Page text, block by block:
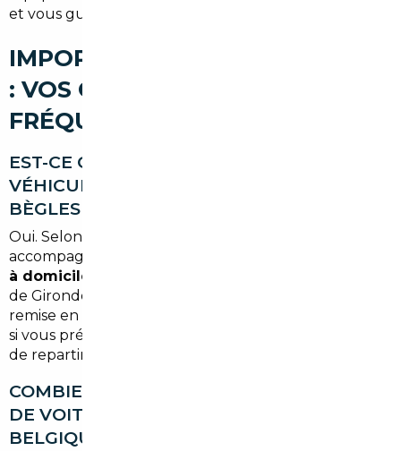
et vous guide sans pression.
IMPORT DE VOITURE À BÈGLES
: VOS QUESTIONS LES PLUS
FRÉQUENTES
EST-CE QUE JE PEUX FAIRE LIVRER MON
VÉHICULE DIRECTEMENT CHEZ MOI À
BÈGLES ?
Oui. Selon l'option choisie lors de votre
accompagnement,
à domicile à Bègles
de Gironde. Vous pouvez aussi opter pour une
remise en main propre à notre agence de Bordeaux
si vous préférez inspecter le véhicule sur place avant
de repartir.
COMBIEN DE TEMPS DURE UN IMPORT
DE VOITURE DEPUIS L'ALLEMAGNE OU LA
BELGIQUE ?